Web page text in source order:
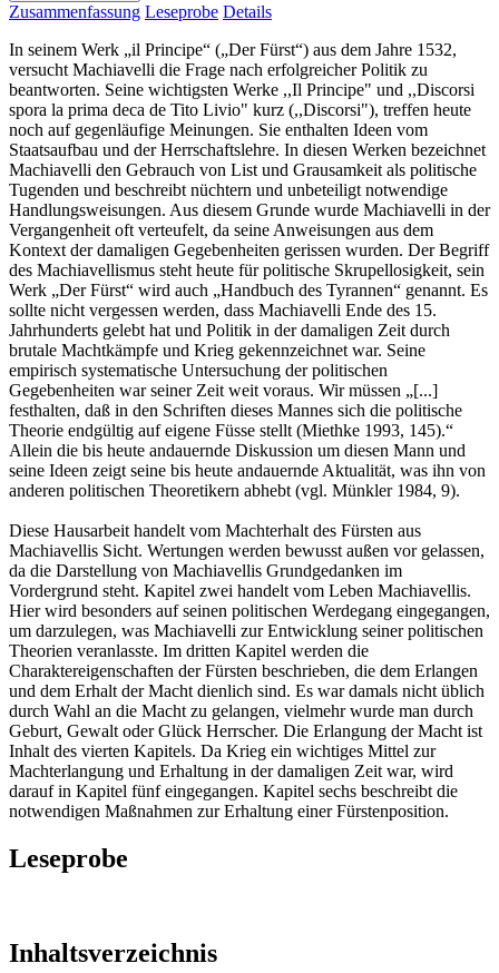
Zusammenfassung Leseprobe Details
In seinem Werk „il Principe“ („Der Fürst“) aus dem Jahre 1532,
versucht Machiavelli die Frage nach erfolgreicher Politik zu
beantworten. Seine wichtigsten Werke ,,Il Principe" und ,,Discorsi
spora la prima deca de Tito Livio" kurz (,,Discorsi"), treffen heute
noch auf gegenläufige Meinungen. Sie enthalten Ideen vom
Staatsaufbau und der Herrschaftslehre. In diesen Werken bezeichnet
Machiavelli den Gebrauch von List und Grausamkeit als politische
Tugenden und beschreibt nüchtern und unbeteiligt notwendige
Handlungsweisungen. Aus diesem Grunde wurde Machiavelli in der
Vergangenheit oft verteufelt, da seine Anweisungen aus dem
Kontext der damaligen Gegebenheiten gerissen wurden. Der Begriff
des Machiavellismus steht heute für politische Skrupellosigkeit, sein
Werk „Der Fürst“ wird auch „Handbuch des Tyrannen“ genannt. Es
sollte nicht vergessen werden, dass Machiavelli Ende des 15.
Jahrhunderts gelebt hat und Politik in der damaligen Zeit durch
brutale Machtkämpfe und Krieg gekennzeichnet war. Seine
empirisch systematische Untersuchung der politischen
Gegebenheiten war seiner Zeit weit voraus. Wir müssen „[...]
festhalten, daß in den Schriften dieses Mannes sich die politische
Theorie endgültig auf eigene Füsse stellt (Miethke 1993, 145).“
Allein die bis heute andauernde Diskussion um diesen Mann und
seine Ideen zeigt seine bis heute andauernde Aktualität, was ihn von
anderen politischen Theoretikern abhebt (vgl. Münkler 1984, 9).
Diese Hausarbeit handelt vom Machterhalt des Fürsten aus
Machiavellis Sicht. Wertungen werden bewusst außen vor gelassen,
da die Darstellung von Machiavellis Grundgedanken im
Vordergrund steht. Kapitel zwei handelt vom Leben Machiavellis.
Hier wird besonders auf seinen politischen Werdegang eingegangen,
um darzulegen, was Machiavelli zur Entwicklung seiner politischen
Theorien veranlasste. Im dritten Kapitel werden die
Charaktereigenschaften der Fürsten beschrieben, die dem Erlangen
und dem Erhalt der Macht dienlich sind. Es war damals nicht üblich
durch Wahl an die Macht zu gelangen, vielmehr wurde man durch
Geburt, Gewalt oder Glück Herrscher. Die Erlangung der Macht ist
Inhalt des vierten Kapitels. Da Krieg ein wichtiges Mittel zur
Machterlangung und Erhaltung in der damaligen Zeit war, wird
darauf in Kapitel fünf eingegangen. Kapitel sechs beschreibt die
notwendigen Maßnahmen zur Erhaltung einer Fürstenposition.
Leseprobe
Inhaltsverzeichnis